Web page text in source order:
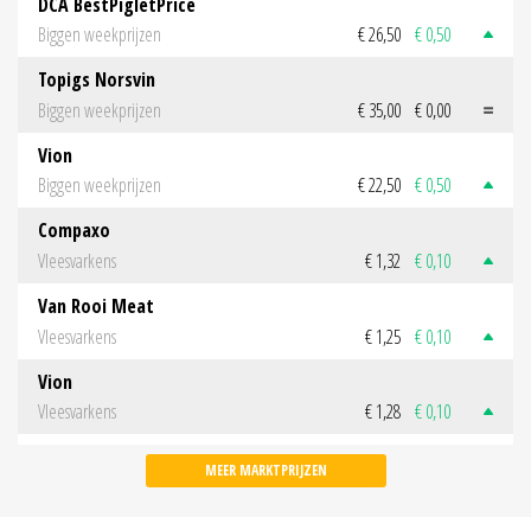
Biggen weekprijzen
€ 26,50 € 0,50
Topigs Norsvin
Biggen weekprijzen
€ 35,00 € 0,00
Vion
Biggen weekprijzen
€ 22,50 € 0,50
Compaxo
Vleesvarkens
€ 1,32 € 0,10
Van Rooi Meat
Vleesvarkens
€ 1,25 € 0,10
Vion
Vleesvarkens
€ 1,28 € 0,10
MEER MARKTPRIJZEN